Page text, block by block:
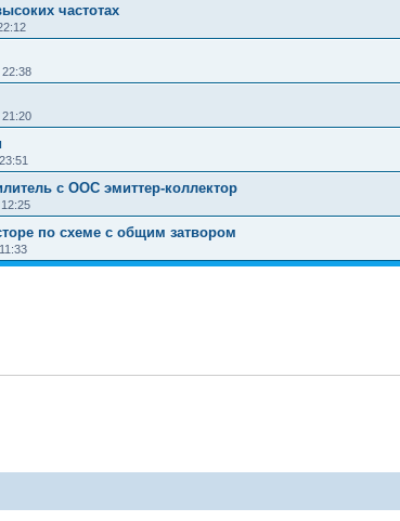
частотах
с ООС эмиттер-коллектор
по схеме с общим затвором